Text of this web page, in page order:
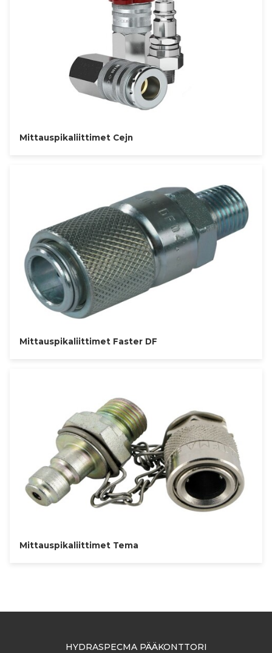
Mittauspikaliittimet Cejn
Mittauspikaliittimet Faster DF
Mittauspikaliittimet Tema
HYDRASPECMA PÄÄKONTTORI